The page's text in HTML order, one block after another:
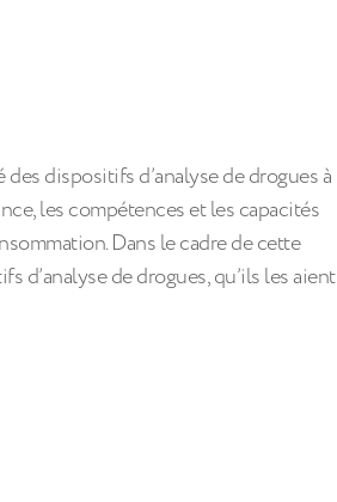
dispositifs d’analyse de drogues à
les compétences et les capacités
Dans le cadre de cette
d’analyse de drogues, qu’ils les aient